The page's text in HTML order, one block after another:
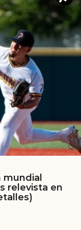
mundial
relevista en